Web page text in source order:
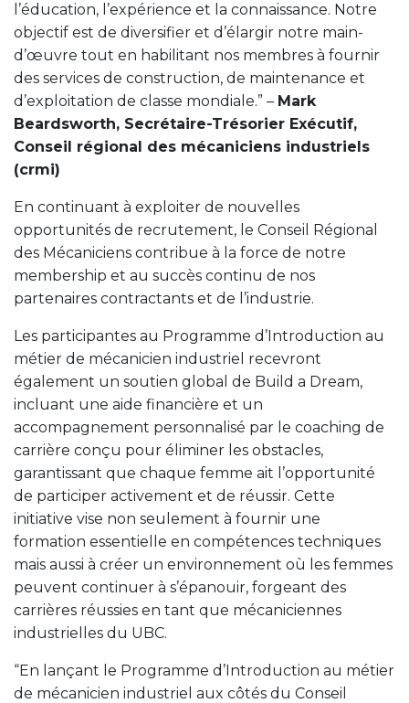
l’éducation, l’expérience et la connaissance. Notre
objectif est de diversifier et d’élargir notre main-
d’œuvre tout en habilitant nos membres à fournir
des services de construction, de maintenance et
d’exploitation de classe mondiale.” – Mark
Beardsworth, Secrétaire-Trésorier Exécutif,
Conseil régional des mécaniciens industriels
(crmi)
En continuant à exploiter de nouvelles
opportunités de recrutement, le Conseil Régional
des Mécaniciens contribue à la force de notre
membership et au succès continu de nos
partenaires contractants et de l’industrie.
Les participantes au Programme d’Introduction au
métier de mécanicien industriel recevront
également un soutien global de Build a Dream,
incluant une aide financière et un
accompagnement personnalisé par le coaching de
carrière conçu pour éliminer les obstacles,
garantissant que chaque femme ait l’opportunité
de participer activement et de réussir. Cette
initiative vise non seulement à fournir une
formation essentielle en compétences techniques
mais aussi à créer un environnement où les femmes
peuvent continuer à s’épanouir, forgeant des
carrières réussies en tant que mécaniciennes
industrielles du UBC.
“En lançant le Programme d’Introduction au métier
de mécanicien industriel aux côtés du Conseil